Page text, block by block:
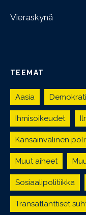
Vieraskynä
TEEMAT
Aasia
Ihmisoikeudet
Kansainvälinen
Muut aiheet
Sosiaalipolitiikka
Transatlanttiset